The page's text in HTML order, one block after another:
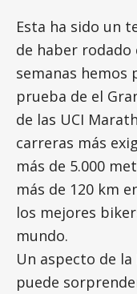
Esta ha sido un
de haber rodado
semanas hemos
prueba de el
de las UCI
carreras más
más de 5.000
más de 120 km
los mejores
mundo.
Un aspecto de
puede